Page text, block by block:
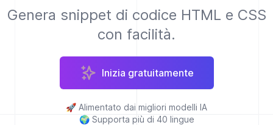
Genera snippet di codice HTML e CSS
con facilità.
Inizia gratuitamente
🚀 Alimentato dai migliori modelli IA
🌍 Supporta più di 40 lingue